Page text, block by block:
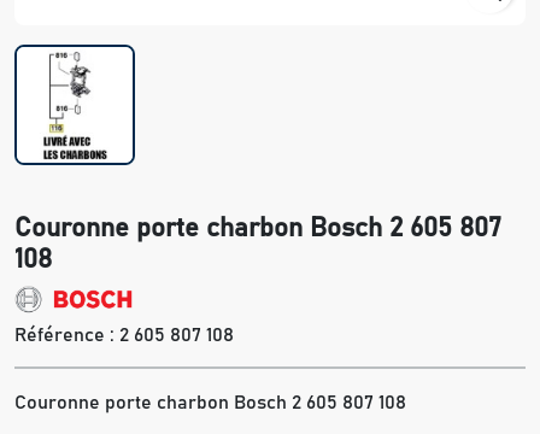
Couronne porte charbon Bosch 2 605 807
108
Référence : 2 605 807 108
Couronne porte charbon Bosch 2 605 807 108